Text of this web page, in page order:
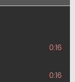
0:16
0:16